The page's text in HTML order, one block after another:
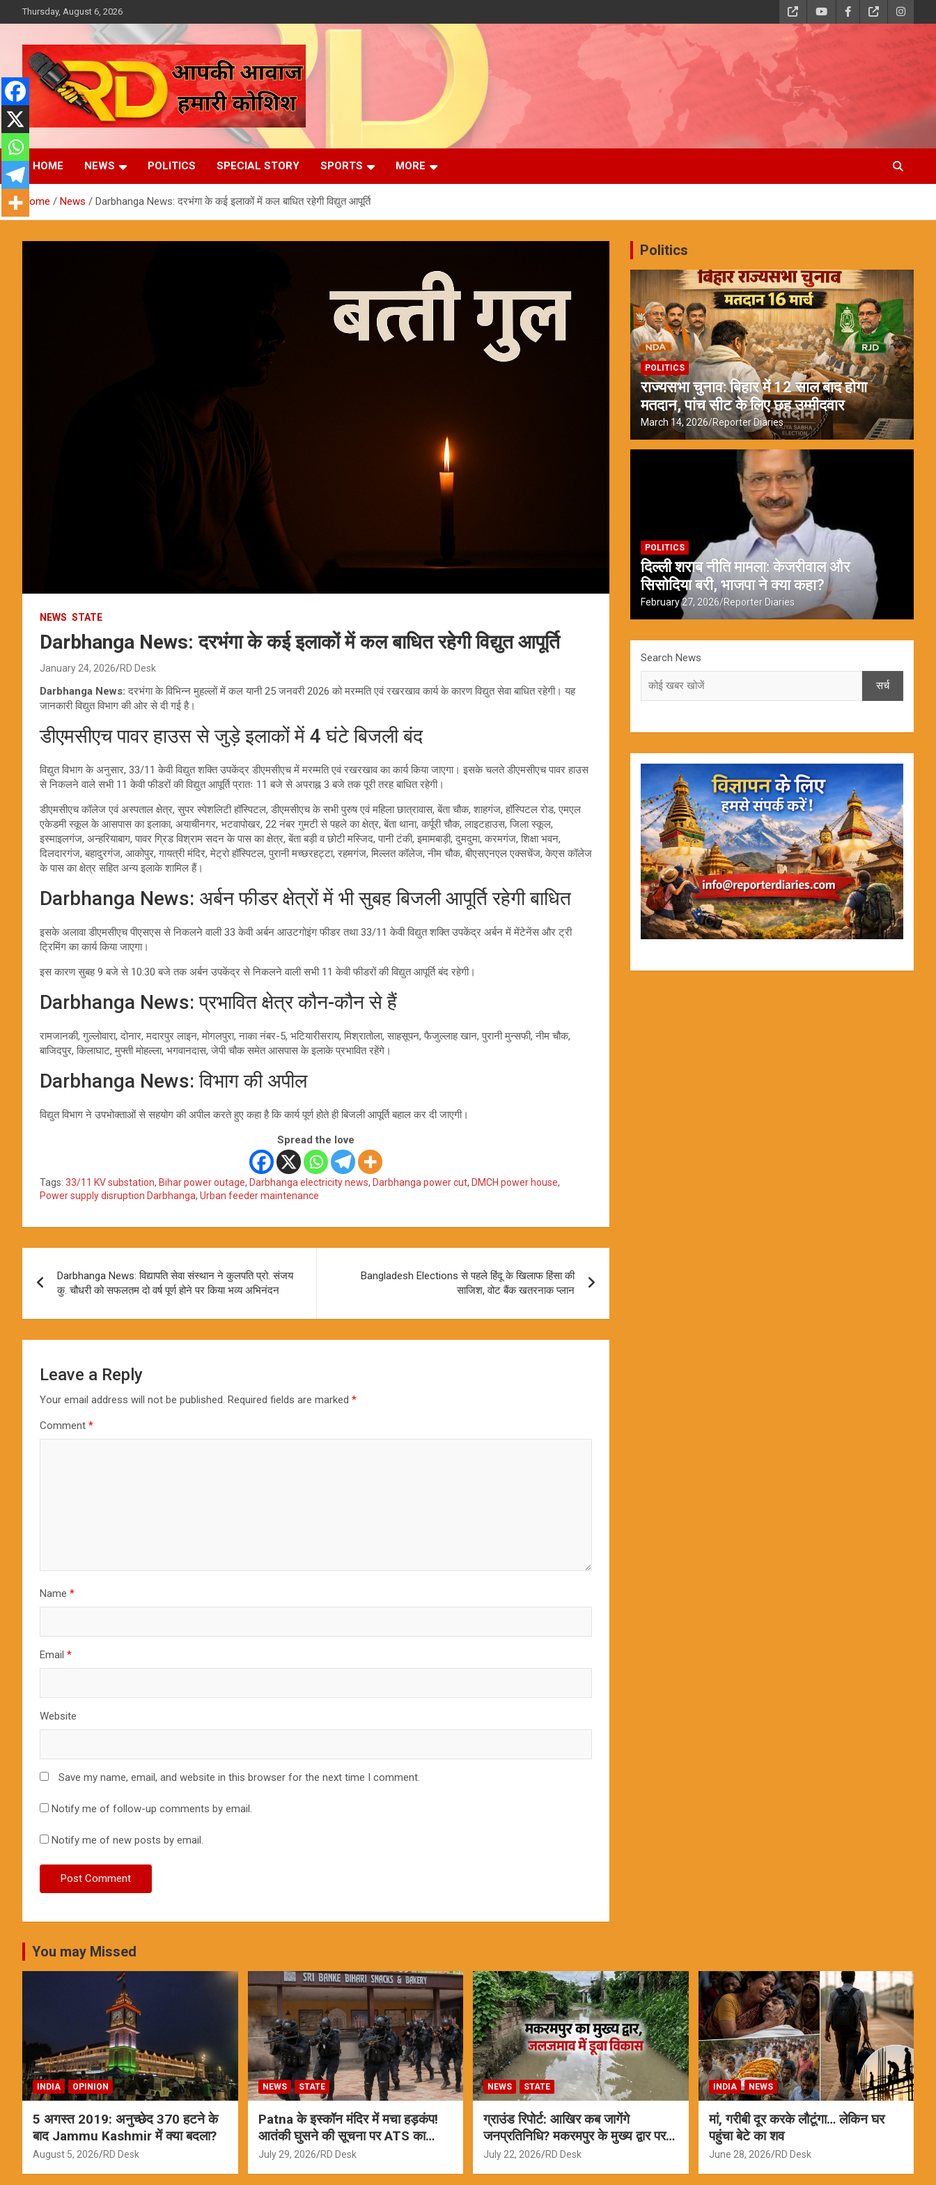
to
Thursday, August 6, 2026
Reporter Diaries
आपकी आवाज, हमारी कोशिश
HOME NEWS POLITICS SPECIAL STORY SPORTS MORE
Home News Darbhanga News: दरभंगा के कई इलाकों में कल बाधित रहेगी विद्युत आपूर्ति
NEWS STATE
Darbhanga News: दरभंगा के कई इलाकों में कल बाधित रहेगी विद्युत आपूर्ति
January 24, 2026 RD Desk
Darbhanga News: दरभंगा के विभिन्न मुहल्लों में कल यानी 25 जनवरी 2026 को मरम्मति एवं रखरखाव कार्य के कारण विद्युत सेवा बाधित रहेगी। यह
जानकारी विद्युत विभाग की ओर से दी गई है।
डीएमसीएच पावर हाउस से जुड़े इलाकों में 4 घंटे बिजली बंद
विद्युत विभाग के अनुसार, 33/11 केवी विद्युत शक्ति उपकेंद्र डीएमसीएच में मरम्मति एवं रखरखाव का कार्य किया जाएगा। इसके चलते डीएमसीएच पावर हाउस
से निकलने वाले सभी 11 केवी फीडरों की विद्युत आपूर्ति प्रातः 11 बजे से अपराह्न 3 बजे तक पूरी तरह बाधित रहेगी।
डीएमसीएच कॉलेज एवं अस्पताल क्षेत्र, सुपर स्पेशलिटी हॉस्पिटल, डीएमसीएच के सभी पुरुष एवं महिला छात्रावास, बेंता चौक, शाहगंज, हॉस्पिटल रोड, एमएल
एकेडमी स्कूल के आसपास का इलाका, अयाचीनगर, भटवापोखर, 22 नंबर गुमटी से पहले का क्षेत्र, बेंता थाना, कर्पूरी चौक, लाइटहाउस, जिला स्कूल,
इस्माइलगंज, अन्हरियाबाग, पावर ग्रिड विश्राम सदन के पास का क्षेत्र, बेंता बड़ी व छोटी मस्जिद, पानी टंकी, इमामबाड़ी, दुमदुमा, करमगंज, शिक्षा भवन,
दिलदारगंज, बहादुरगंज, आकोपुर, गायत्री मंदिर, मेट्रो हॉस्पिटल, पुरानी मच्छरहट्टा, रहमगंज, मिल्लत कॉलेज, नीम चौक, बीएसएनएल एक्सचेंज, केएस कॉलेज
के पास का क्षेत्र सहित अन्य इलाके शामिल हैं।
Darbhanga News: अर्बन फीडर क्षेत्रों में भी सुबह बिजली आपूर्ति रहेगी बाधित
इसके अलावा डीएमसीएच पीएसएस से निकलने वाली 33 केवी अर्बन आउटगोइंग फीडर तथा 33/11 केवी विद्युत शक्ति उपकेंद्र अर्बन में मेंटेनेंस और ट्री
ट्रिमिंग का कार्य किया जाएगा।
इस कारण सुबह 9 बजे से 10:30 बजे तक अर्बन उपकेंद्र से निकलने वाली सभी 11 केवी फीडरों की विद्युत आपूर्ति बंद रहेगी।
Darbhanga News: प्रभावित क्षेत्र कौन-कौन से हैं
रामजानकी, गुल्लोवारा, दोनार, मदारपुर लाइन, मोगलपुरा, नाका नंबर-5, भटियारीसराय, मिश्रातोला, साहसूपन, फैजुल्लाह खान, पुरानी मुन्सफी, नीम चौक,
बाजिदपुर, किलाघाट, मुफ्ती मोहल्ला, भगवानदास, जेपी चौक समेत आसपास के इलाके प्रभावित रहेंगे।
Darbhanga News: विभाग की अपील
विद्युत विभाग ने उपभोक्ताओं से सहयोग की अपील करते हुए कहा है कि कार्य पूर्ण होते ही बिजली आपूर्ति बहाल कर दी जाएगी।
Spread the love
Tags: 33/11 KV substation, Bihar power outage, Darbhanga electricity news, Darbhanga power cut, DMCH power house,
Power supply disruption Darbhanga, Urban feeder maintenance
navigation
Darbhanga News: विद्यापति सेवा संस्थान ने कुलपति प्रो. संजय
कु. चौधरी को सफलतम दो वर्ष पूर्ण होने पर किया भव्य अभिनंदन
Bangladesh Elections से पहले हिंदू के खिलाफ हिंसा की
साजिश, वोट बैंक खतरनाक प्लान
Leave a Reply
Your email address will not be published. Required fields are marked *
Comment *
Name *
Email *
Website
Save my name, email, and website in this browser for the next time I comment.
Notify me of follow-up comments by email.
Notify me of new posts by email.
Politics
POLITICS
राज्यसभा चुनाव: बिहार में 12 साल बाद होगा
मतदान, पांच सीट के लिए छह उम्मीदवार
March 14, 2026 Reporter Diaries
POLITICS
दिल्ली शराब नीति मामला: केजरीवाल और
सिसोदिया बरी, भाजपा ने क्या कहा?
February 27, 2026 Reporter Diaries
Search News
सर्च
You may Missed
INDIA OPINION
5 अगस्त 2019: अनुच्छेद 370 हटने के
बाद Jammu Kashmir में क्या बदला?
August 5, 2026 RD Desk
NEWS STATE
Patna के इस्कॉन मंदिर में मचा हड़कंप!
आतंकी घुसने की सूचना पर ATS का
ऑपरेशन; सामने आई सच्चाई
July 29, 2026 RD Desk
NEWS STATE
ग्राउंड रिपोर्ट: आखिर कब जागेंगे
जनप्रतिनिधि? मकरमपुर के मुख्य द्वार पर
वर्षों से जलजमाव
July 22, 2026 RD Desk
INDIA NEWS
मां, गरीबी दूर करके लौटूंगा… लेकिन घर
पहुंचा बेटे का शव
June 28, 2026 RD Desk